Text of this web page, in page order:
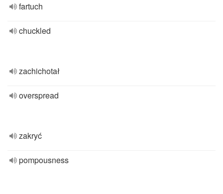
fartuch
chuckled
zachichotał
overspread
zakryć
pompousness